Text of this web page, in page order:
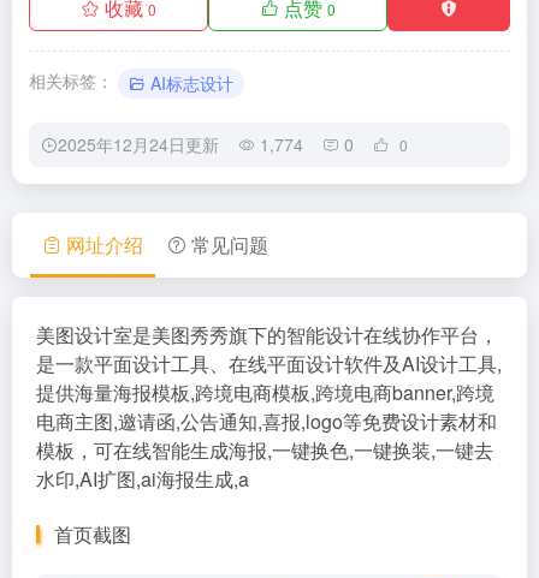
收藏 0 点赞 0
相关标签： AI标志设计
2025年12月24日更新 1,774 0 0
网址介绍 常见问题
美图设计室是美图秀秀旗下的智能设计在线协作平台，
是一款平面设计工具、在线平面设计软件及AI设计工具,
提供海量海报模板,跨境电商模板,跨境电商banner,跨境
电商主图,邀请函,公告通知,喜报,logo等免费设计素材和
模板，可在线智能生成海报,一键换色,一键换装,一键去
水印,AI扩图,ai海报生成,a
首页截图